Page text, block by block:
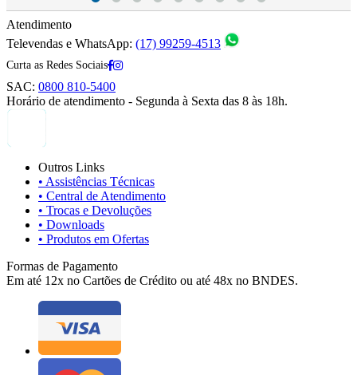
Atendimento
Televendas e WhatsApp: (17) 99259-4513
Curta as Redes Sociais
SAC: 0800 810-5400
Horário de atendimento - Segunda à Sexta das 8 às 18h.
Outros Links
• Assistências Técnicas
• Central de Atendimento
• Trocas e Devoluções
• Downloads
• Produtos em Ofertas
Formas de Pagamento
Em até 12x no Cartões de Crédito ou até 48x no BNDES.